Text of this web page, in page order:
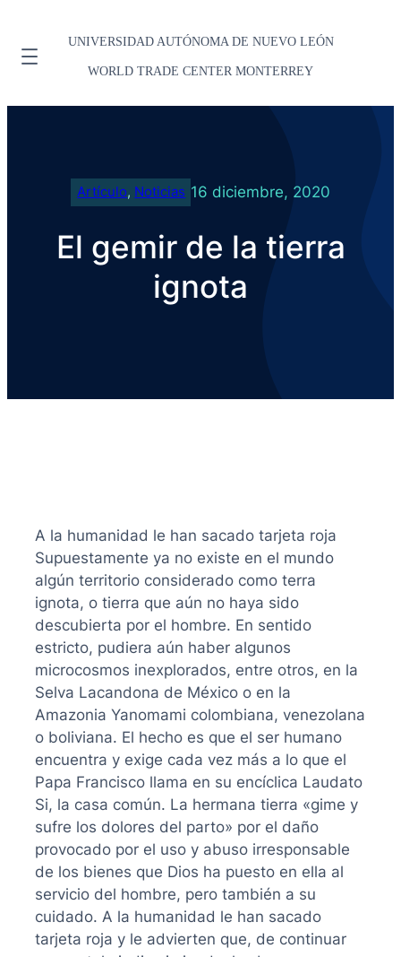
UNIVERSIDAD AUTÓNOMA DE NUEVO LEÓN
WORLD TRADE CENTER MONTERREY
Artículo, Noticias 16 diciembre, 2020
El gemir de la tierra
ignota
A la humanidad le han sacado tarjeta roja
Supuestamente ya no existe en el mundo
algún territorio considerado como terra
ignota, o tierra que aún no haya sido
descubierta por el hombre. En sentido
estricto, pudiera aún haber algunos
microcosmos inexplorados, entre otros, en la
Selva Lacandona de México o en la
Amazonia Yanomami colombiana, venezolana
o boliviana. El hecho es que el ser humano
encuentra y exige cada vez más a lo que el
Papa Francisco llama en su encíclica Laudato
Si, la casa común. La hermana tierra «gime y
sufre los dolores del parto» por el daño
provocado por el uso y abuso irresponsable
de los bienes que Dios ha puesto en ella al
servicio del hombre, pero también a su
cuidado. A la humanidad le han sacado
tarjeta roja y le advierten que, de continuar